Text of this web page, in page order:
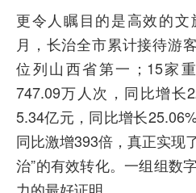
更令人瞩目的是高效的
月，长治全市累计接待游
位列山西省第一；15家
747.09万人次，同比增长
5.34亿元，同比增长
同比激增393倍，真正实现
治”的有效转化。一组组数
力的最好证明。